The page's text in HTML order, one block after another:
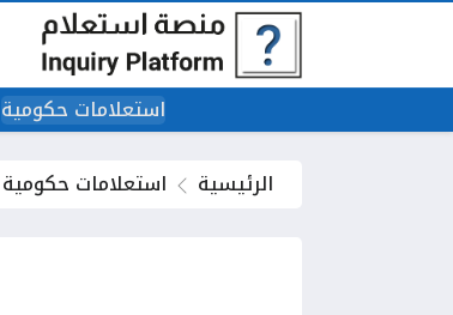
استعلامات حكومية
الرئيسية
استعلامات حكومية